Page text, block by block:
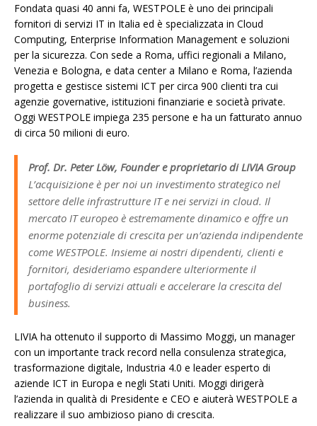
Fondata quasi 40 anni fa, WESTPOLE è uno dei principali
fornitori di servizi IT in Italia ed è specializzata in Cloud
Computing, Enterprise Information Management e soluzioni
per la sicurezza. Con sede a Roma, uffici regionali a Milano,
Venezia e Bologna, e data center a Milano e Roma, l’azienda
progetta e gestisce sistemi ICT per circa 900 clienti tra cui
agenzie governative, istituzioni finanziarie e società private.
Oggi WESTPOLE impiega 235 persone e ha un fatturato annuo
di circa 50 milioni di euro.
Prof. Dr. Peter Löw, Founder e proprietario di LIVIA Group
L’acquisizione è per noi un investimento strategico nel
settore delle infrastrutture IT e nei servizi in cloud. Il
mercato IT europeo è estremamente dinamico e offre un
enorme potenziale di crescita per un’azienda indipendente
come WESTPOLE. Insieme ai nostri dipendenti, clienti e
fornitori, desideriamo espandere ulteriormente il
portafoglio di servizi attuali e accelerare la crescita del
business.
LIVIA ha ottenuto il supporto di Massimo Moggi, un manager
con un importante track record nella consulenza strategica,
trasformazione digitale, Industria 4.0 e leader esperto di
aziende ICT in Europa e negli Stati Uniti. Moggi dirigerà
l’azienda in qualità di Presidente e CEO e aiuterà WESTPOLE a
realizzare il suo ambizioso piano di crescita.